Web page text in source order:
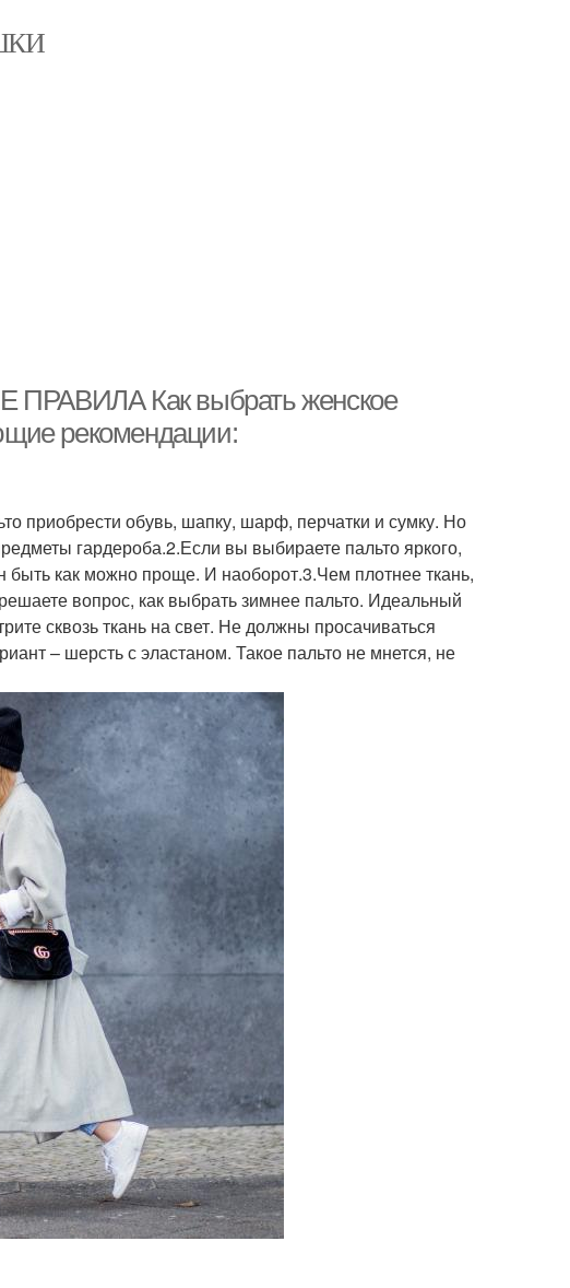
ПРАВИЛА Как выбрать женское
рекомендации:
приобрести обувь, шапку, шарф, перчатки и сумку. Но
гардероба.2.Если вы выбираете пальто яркого,
как можно проще. И наоборот.3.Чем плотнее ткань,
вопрос, как выбрать зимнее пальто. Идеальный
сквозь ткань на свет. Не должны просачиваться
– шерсть с эластаном. Такое пальто не мнется, не